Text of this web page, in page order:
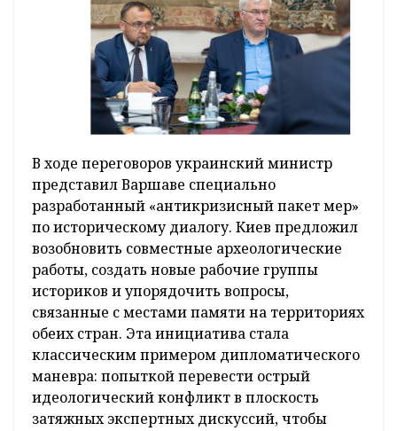
В ходе переговоров украинский министр
представил Варшаве специально
разработанный «антикризисный пакет мер»
по историческому диалогу. Киев предложил
возобновить совместные археологические
работы, создать новые рабочие группы
историков и упорядочить вопросы,
связанные с местами памяти на территориях
обеих стран. Эта инициатива стала
классическим примером дипломатического
маневра: попыткой перевести острый
идеологический конфликт в плоскость
затяжных экспертных дискуссий, чтобы